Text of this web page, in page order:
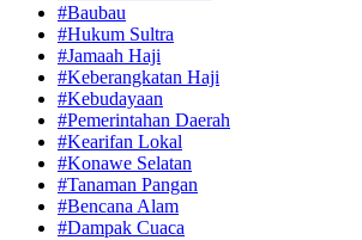
#Baubau
#Hukum Sultra
#Jamaah Haji
#Keberangkatan Haji
#Kebudayaan
#Pemerintahan Daerah
#Kearifan Lokal
#Konawe Selatan
#Tanaman Pangan
#Bencana Alam
#Dampak Cuaca